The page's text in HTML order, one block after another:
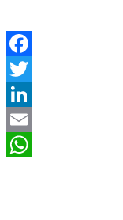
Facebook
Twitter
LinkedIn
Email